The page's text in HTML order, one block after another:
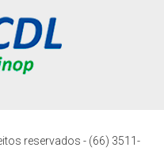
reservados - (66) 3511-